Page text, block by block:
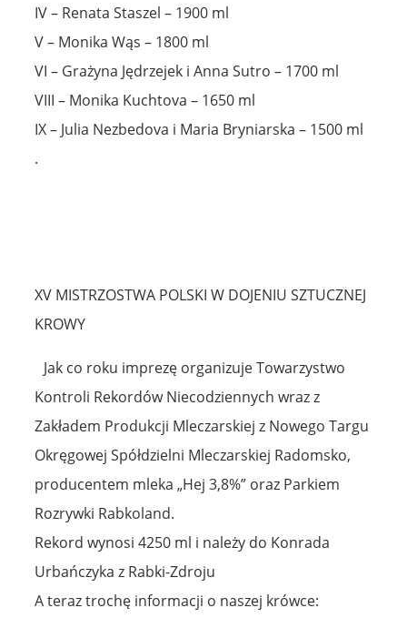
IV – Renata Staszel – 1900 ml
V – Monika Wąs – 1800 ml
VI – Grażyna Jędrzejek i Anna Sutro – 1700 ml
VIII – Monika Kuchtova – 1650 ml
IX – Julia Nezbedova i Maria Bryniarska – 1500 ml
.
XV MISTRZOSTWA POLSKI W DOJENIU SZTUCZNEJ
KROWY
Jak co roku imprezę organizuje Towarzystwo
Kontroli Rekordów Niecodziennych wraz z
Zakładem Produkcji Mleczarskiej z Nowego Targu
Okręgowej Spółdzielni Mleczarskiej Radomsko,
producentem mleka „Hej 3,8%” oraz Parkiem
Rozrywki Rabkoland.
Rekord wynosi 4250 ml i należy do Konrada
Urbańczyka z Rabki-Zdroju
A teraz trochę informacji o naszej krówce: